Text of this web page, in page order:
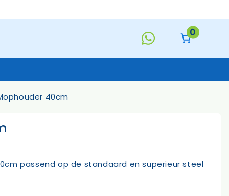
0
Handzeep
40cm
passend op de standaard en superieur steel